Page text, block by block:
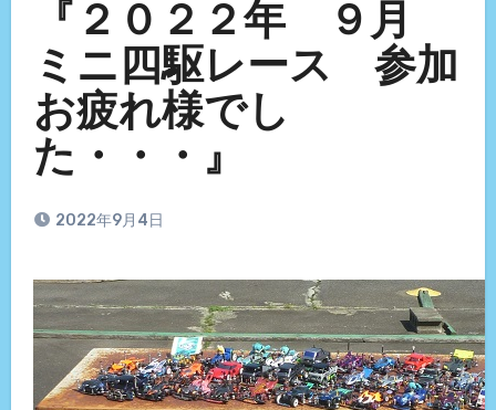
『２０２２年 ９月
ミニ四駆レース 参加
お疲れ様でし
た・・・』
2022年9月4日